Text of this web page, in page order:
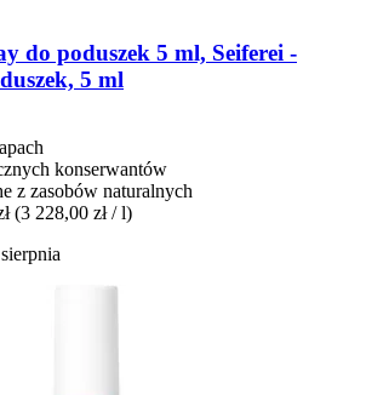
do poduszek 5 ml, Seiferei -​
5 ml
konserwantów
z zasobów naturalnych
(3 228,00 zł / l)